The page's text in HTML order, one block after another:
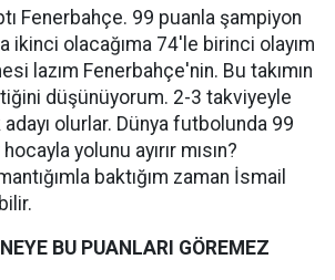
Fenerbahçe. 99 puanla şampiyon
ikinci olacağıma 74'le birinci olayım
lazım Fenerbahçe'nin. Bu takımın
düşünüyorum. 2-3 takviyeyle
olurlar. Dünya futbolunda 99
yolunu ayırır mısın?
baktığım zaman İsmail
BU PUANLARI GÖREMEZ